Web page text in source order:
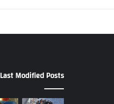
Last Modified Posts